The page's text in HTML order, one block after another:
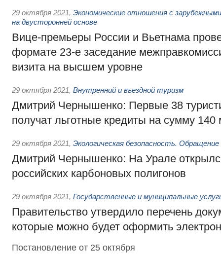
29 октября 2021, Экономические отношения с
на двусторонней основе
Вице-премьеры России и Вьетнама
формате 23-е заседание
визита на высшем уровне
29 октября 2021, Внутренний и въездной туризм
Дмитрий Чернышенко: Первые 38
получат льготные кредиты на сумму
29 октября 2021, Экологическая безопасность.
Дмитрий Чернышенко: На Урале
российских карбоновых полигонов
29 октября 2021, Государственные и муниципальные
Правительство утвердило перечень
которые можно будет оформить
Постановление от 25 октября